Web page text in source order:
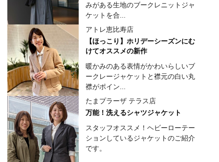
みがある生地のブークレニットジャ
ケットを合...
アトレ恵比寿店
【ほっこり】ホリデーシーズンにむ
けてオススメの新作
暖かみのある表情がかわいらしいブ
ークレージャケットと襟元の白い丸
襟がポイン...
たまプラーザ テラス店
万能！洗えるシャツジャケット
スタッフオススメ！ヘビーローテー
ションしているジャケットのご紹介
です。